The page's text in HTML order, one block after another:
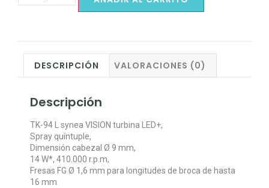
DESCRIPCIÓN VALORACIONES (0)
Descripción
TK-94 L synea VISION turbina LED+,
Spray quíntuple,
Dimensión cabezal Ø 9 mm,
14 W*, 410.000 r.p.m,
Fresas FG Ø 1,6 mm para longitudes de broca de hasta
16 mm